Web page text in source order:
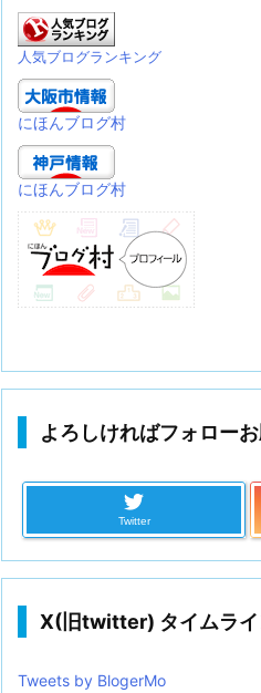
人気ブログランキング
にほんブログ村
にほんブログ村
よろしければフォローお
Twitter
X(旧twitter) タイムラ
Tweets by BlogerMo